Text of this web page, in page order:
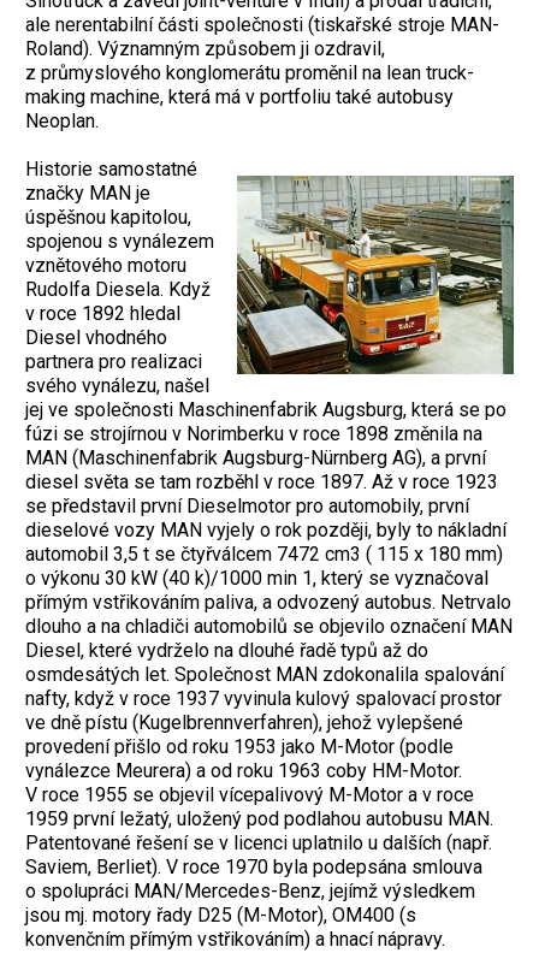
ale nerentabilní části společnosti (tiskařské stroje MAN-
Roland). Významným způsobem ji ozdravil,
z průmyslového konglomerátu proměnil na lean truck-
making machine, která má v portfoliu také autobusy
Neoplan.
Historie samostatné
značky MAN je
úspěšnou kapitolou,
spojenou s vynálezem
vznětového motoru
Rudolfa Diesela. Když
v roce 1892 hledal
Diesel vhodného
partnera pro realizaci
svého vynálezu, našel
jej ve společnosti Maschinenfabrik Augsburg, která se po
fúzi se strojírnou v Norimberku v roce 1898 změnila na
MAN (Maschinenfabrik Augsburg-Nürnberg AG), a první
diesel světa se tam rozběhl v roce 1897. Až v roce 1923
se představil první Dieselmotor pro automobily, první
dieselové vozy MAN vyjely o rok později, byly to nákladní
automobil 3,5 t se čtyřválcem 7472 cm3 ( 115 x 180 mm)
o výkonu 30 kW (40 k)/1000 min 1, který se vyznačoval
přímým vstřikováním paliva, a odvozený autobus. Netrvalo
dlouho a na chladiči automobilů se objevilo označení MAN
Diesel, které vydrželo na dlouhé řadě typů až do
osmdesátých let. Společnost MAN zdokonalila spalování
nafty, když v roce 1937 vyvinula kulový spalovací prostor
ve dně pístu (Kugelbrennverfahren), jehož vylepšené
provedení přišlo od roku 1953 jako M-Motor (podle
vynálezce Meurera) a od roku 1963 coby HM-Motor.
V roce 1955 se objevil vícepalivový M-Motor a v roce
1959 první ležatý, uložený pod podlahou autobusu MAN.
Patentované ře­šení se v licenci uplatnilo u dalších (např.
Saviem, Berliet). V roce 1970 byla podepsána smlouva
o spolupráci MAN/Mercedes-Benz, jejímž výsledkem
jsou mj. motory řady D25 (M-Motor), OM400 (s
konvenčním přímým vstřikováním) a hnací nápravy.